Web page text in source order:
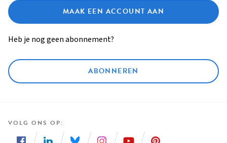
MAAK EEN ACCOUNT AAN
Heb je nog geen abonnement?
ABONNEREN
VOLG ONS OP